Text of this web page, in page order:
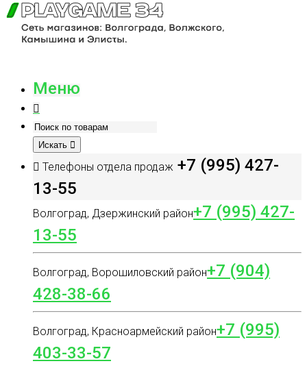
Меню
Искать
Телефоны отдела продаж +7 (995) 427-
13-55
Волгоград, Дзержинский район+7 (995) 427-
13-55
Волгоград, Ворошиловский район+7 (904)
428-38-66
Волгоград, Красноармейский район+7 (995)
403-33-57